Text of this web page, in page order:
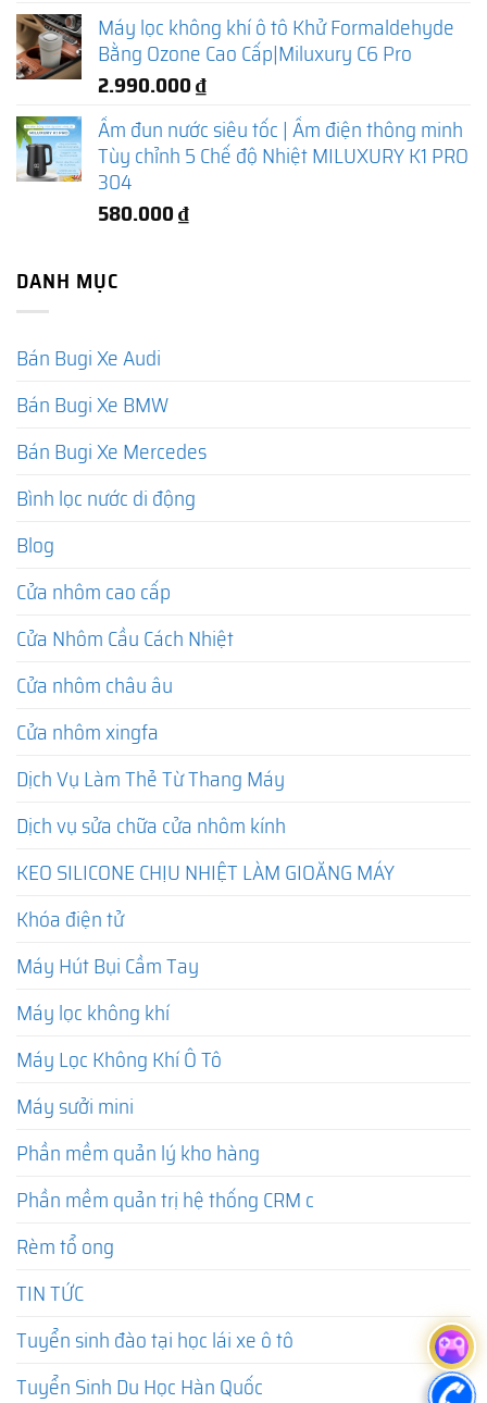
Máy lọc không khí ô tô Khử Formaldehyde
Bằng Ozone Cao Cấp|Miluxury C6 Pro
2.990.000₫
Ấm đun nước siêu tốc | Ấm điện thông minh
Tùy chỉnh 5 Chế độ Nhiệt MILUXURY K1 PRO
304
580.000₫
DANH MỤC
Bán Bugi Xe Audi
Bán Bugi Xe BMW
Bán Bugi Xe Mercedes
Bình lọc nước di động
Blog
Cửa nhôm cao cấp
Cửa Nhôm Cầu Cách Nhiệt
Cửa nhôm châu âu
Cửa nhôm xingfa
Dịch Vụ Làm Thẻ Từ Thang Máy
Dịch vụ sửa chữa cửa nhôm kính
KEO SILICONE CHỊU NHIỆT LÀM GIOĂNG MÁY
Khóa điện tử
Máy Hút Bụi Cầm Tay
Máy lọc không khí
Máy Lọc Không Khí Ô Tô
Máy sưởi mini
Phần mềm quản lý kho hàng
Phần mềm quản trị hệ thống CRM c
Rèm tổ ong
TIN TỨC
Tuyển sinh đào tại học lái xe ô tô
Tuyển Sinh Du Học Hàn Quốc